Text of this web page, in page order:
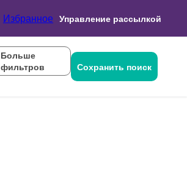
Избранное Управление рассылкой
Больше
фильтров
Сохранить поиск